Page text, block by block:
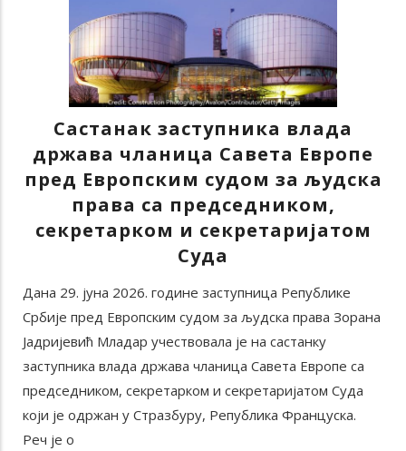
Састанак заступника влада
држава чланица Савета Европе
пред Европским судом за људска
права са председником,
секретарком и секретаријатом
Суда
Дана 29. јуна 2026. године заступница Републике
Србије пред Европским судом за људска права Зорана
Јадријевић Младар учествовала је на састанку
заступника влада држава чланица Савета Европе са
председником, секретарком и секретаријатом Суда
који је одржан у Стразбуру, Република Француска.
Реч је о